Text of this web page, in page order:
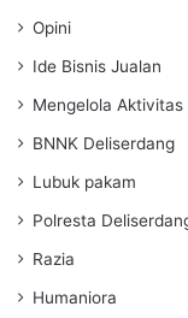
Opini
Ide Bisnis Jualan
Mengelola Aktivitas
BNNK Deliserdang
Lubuk pakam
Polresta
Razia
Humaniora